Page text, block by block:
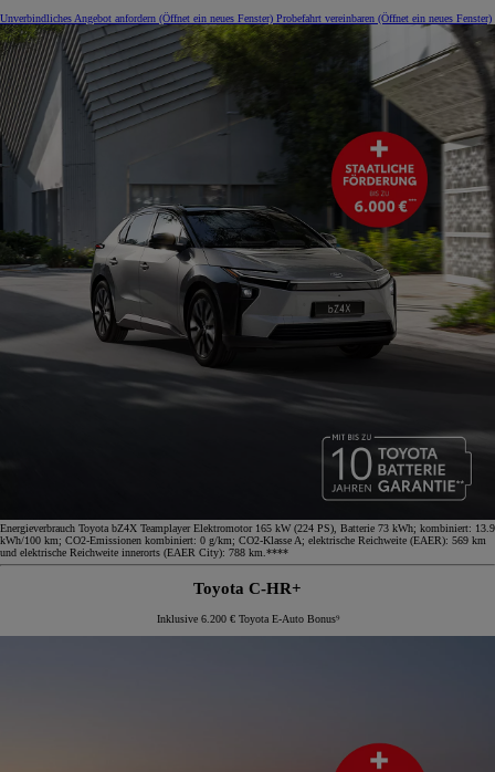
Unverbindliches Angebot anfordern (Öffnet ein neues Fenster) Probefahrt vereinbaren (Öffnet ein neues Fenster)
Energieverbrauch Toyota bZ4X Teamplayer Elektromotor 165 kW (224 PS), Batterie 73 kWh; kombiniert: 13.9
kWh/100 km; CO2-Emissionen kombiniert: 0 g/km; CO2-Klasse A; elektrische Reichweite (EAER): 569 km
und elektrische Reichweite innerorts (EAER City): 788 km.****
Toyota C-HR+
Inklusive 6.200 € Toyota E-Auto Bonus⁹